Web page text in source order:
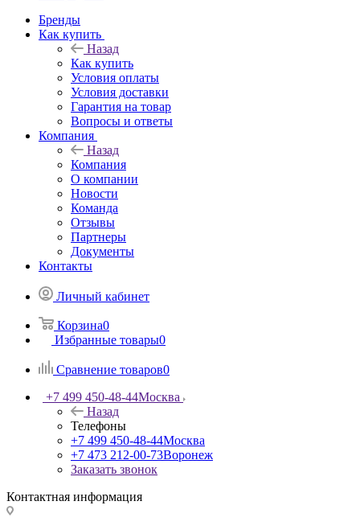
Бренды
Как купить
Назад
Как купить
Условия оплаты
Условия доставки
Гарантия на товар
Вопросы и ответы
Компания
Назад
Компания
О компании
Новости
Команда
Отзывы
Партнеры
Документы
Контакты
Личный кабинет
Корзина0
Избранные товары0
Сравнение товаров0
+7 499 450-48-44Москва
Назад
Телефоны
+7 499 450-48-44Москва
+7 473 212-00-73Воронеж
Заказать звонок
Контактная информация